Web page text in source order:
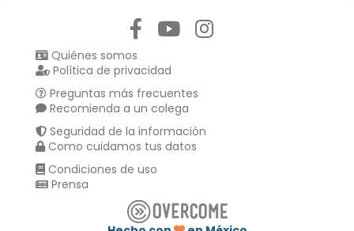
Quiénes somos
Política de privacidad
Preguntas más frecuentes
Recomienda a un colega
Seguridad de la información
Como cuidamos tus datos
Condiciones de uso
Prensa